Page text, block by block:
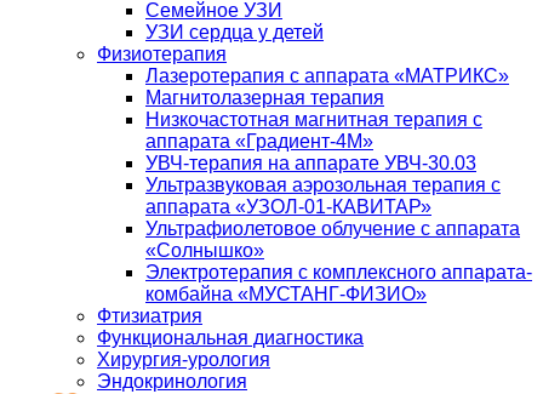
Семейное УЗИ
УЗИ сердца у детей
Физиотерапия
Лазеротерапия с аппарата «МАТРИКС»
Магнитолазерная терапия
Низкочастотная магнитная терапия с
аппарата «Градиент-4М»
УВЧ-терапия на аппарате УВЧ-30.03
Ультразвуковая аэрозольная терапия с
аппарата «УЗОЛ-01-КАВИТАР»
Ультрафиолетовое облучение с аппарата
«Солнышко»
Электротерапия с комплексного аппарата-
комбайна «МУСТАНГ-ФИЗИО»
Фтизиатрия
Функциональная диагностика
Хирургия-урология
Эндокринология